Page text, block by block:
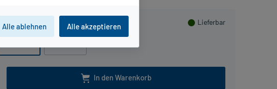
Lieferbar
In den Warenkorb
Alle ablehnen Alle akzeptieren